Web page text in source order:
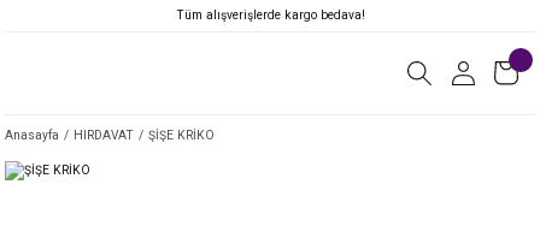
Tüm alışverişlerde kargo bedava!
Anasayfa HIRDAVAT ŞİŞE KRİKO